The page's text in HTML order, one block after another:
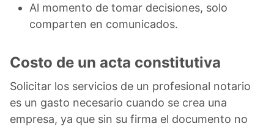
Al momento de tomar decisiones, solo
comparten en comunicados.
Costo de un acta constitutiva
Solicitar los servicios de un profesional notario
es un gasto necesario cuando se crea una
empresa, ya que sin su firma el documento no